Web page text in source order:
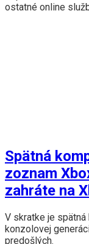
ostatné online
Spätná
zoznam
zahráte na
V skratke je
konzolovej
predošlých.